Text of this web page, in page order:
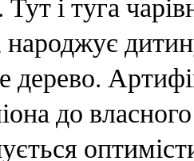
народжує
дерево.
до